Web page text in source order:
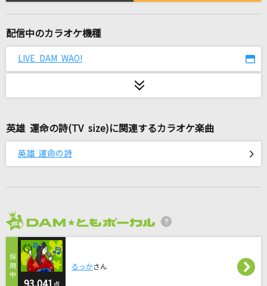
Stand By You
Official髭男dism
僕のかわい子ちゃん
umbrella
SEKAI NO OWARI(世界の終わり)
[生音]鳴門海流
三山ひろし
配信中のカラオケ機種
LIVE DAM WAO!
英雄 運命の詩(TV size)に関連するカラオケ楽曲
英雄 運命の詩
93.041
るっかさん